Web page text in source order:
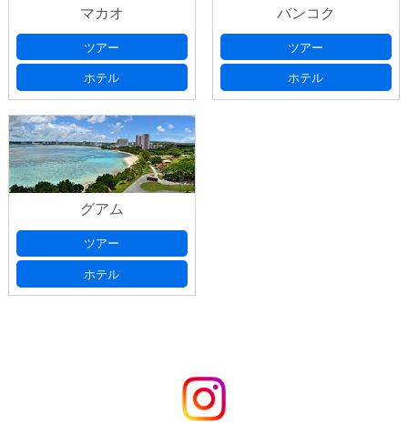
マカオ
ツアー
ホテル
バンコク
ツアー
ホテル
グアム
ツアー
ホテル